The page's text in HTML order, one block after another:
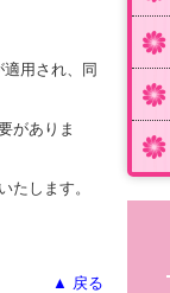
用され、同
がありま
たします。
▲ 戻る